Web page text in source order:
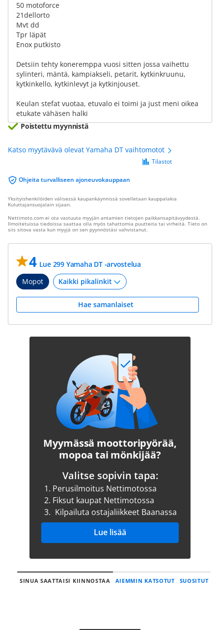
50 motoforce
21dellorto
Mvt dd
Tpr läpät
Enox putkisto
Detsiin tehty koneremppa vuosi sitten jossa vaihettu
sylinteri, mäntä, kampiakseli, petarit, kytkinkruunu,
kytkinkello, kytkinlevyt ja kytkinjouset.
Keulan stefat vuotaa, etuvalo ei toimi ja just meni oikea
etukate vähäsen halki
Poistettu myynnistä
Katso myytävävä olevat Yamaha DT vaihtomotot
Ohjeita turvalliseen ajoneuvokauppaan
Tilastot
Yksityishenkilöiden välisessä kaupankäynnissä sovelletaan kauppalakia
Kuluttajansuojalain sijaan.
Nettimoto.com ei ota vastuuta myyjän antamien tietojen paikkansapitävyydestä.
Ilmoitetuissa tiedoissa saattaa olla myös tahattomia puutteita tai virheitä. Tieto on
siis sitova vasta kun myyjä on sen pyynnöstäsi vahvistanut.
4 Lue 299 Yamaha DT -arvostelua
Mopot
Hae samanlaiset
Myymässä moottoripyörää,
mopoa tai mönkijää?
Valitse sopivin tapa:
1. Perusilmoitus Nettimotossa
2. Fiksut kaupat Nettimotossa
3. Kilpailuta ostajaliikkeet Baanassa
Lue lisää
SINUA SAATTAISI KIINNOSTAA AIEMMIN KATSOTUT SUOSITUT